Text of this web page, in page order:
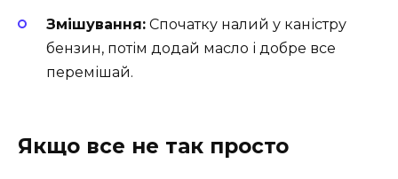
Змішування: Спочатку налий у каністру
бензин, потім додай масло і добре все
перемішай.
Якщо все не так просто